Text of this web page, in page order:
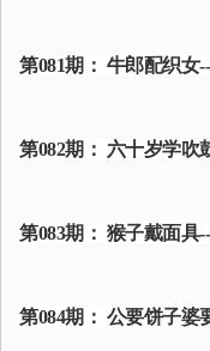
第081期： 牛郎配织女
第082期： 六十岁学吹
第083期： 猴子戴面具
第084期： 公要饼子婆